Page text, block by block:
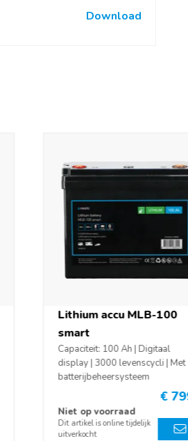
Download
Lithium accu MLB-100
smart
Capaciteit: 100 Ah | Digitaal
display | 3000 levenscycli | Met
batterijbeheersysteem
€
Niet op voorraad
Dit artikel is online tijdelijk
uitverkocht